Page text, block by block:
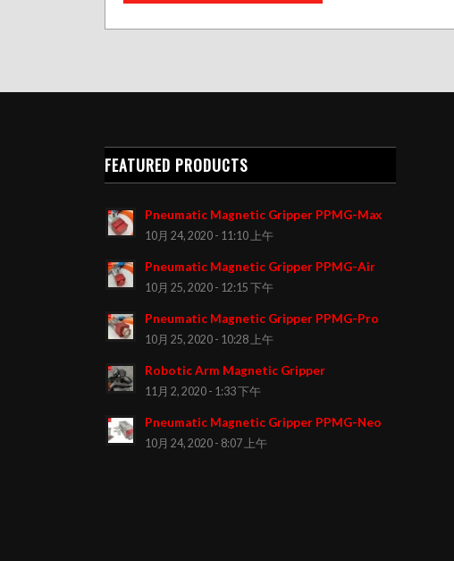
FEATURED PRODUCTS
Pneumatic Magnetic Gripper PPMG-Max
10月 24, 2020 - 11:10 上午
Pneumatic Magnetic Gripper PPMG-Air
10月 25, 2020 - 12:15 下午
Pneumatic Magnetic Gripper PPMG-Pro
10月 25, 2020 - 10:28 上午
Robotic Arm Magnetic Gripper
11月 2, 2020 - 1:33 下午
Pneumatic Magnetic Gripper PPMG-Neo
10月 24, 2020 - 8:07 上午